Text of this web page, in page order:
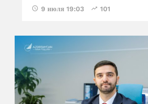
9 июля 19:03 101